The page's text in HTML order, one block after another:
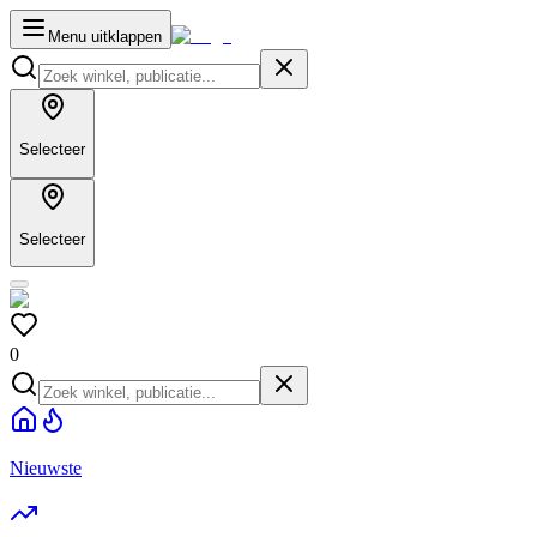
Menu uitklappen
Selecteer
Selecteer
0
Nieuwste